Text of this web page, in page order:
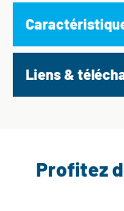
Liens &
Profitez